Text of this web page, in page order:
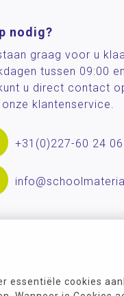
essentiële cookies
nodig?
graag voor u
tussen 09:00
u direct contact
klantenservice.
+31(0)227-60 24 06